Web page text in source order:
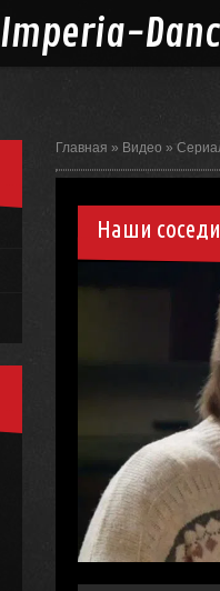
Imperia-
Главная » Видео »
Наши